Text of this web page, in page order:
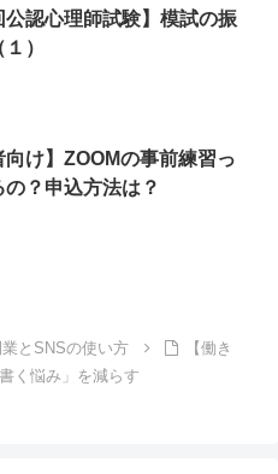
公認心理師試験】模試の振
）
向け】ZOOMの事前練習っ
の？申込方法は？
とSNSの使い方
【働き
く悩み」を減らす